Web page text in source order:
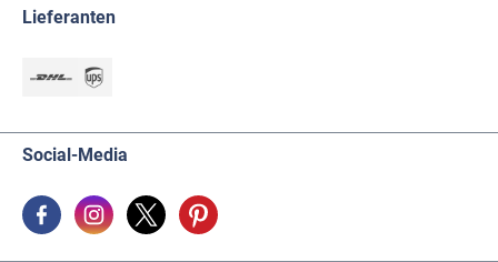
Lieferanten
Social-Media